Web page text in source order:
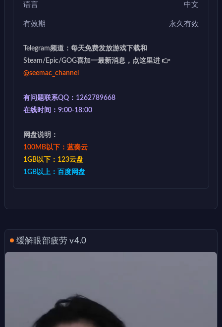
语言 中文
有效期 永久有效
Telegram频道：每天免费发放游戏下载和
Steam/Epic/GOG喜加一最新消息，点这里进 👉
@seemac_channel
有问题联系QQ：1262789668
在线时间：9:00-18:00
网盘说明：
100MB以下：蓝奏云
1GB以下：123云盘
1GB以上：百度网盘
缓解眼部疲劳 v4.0